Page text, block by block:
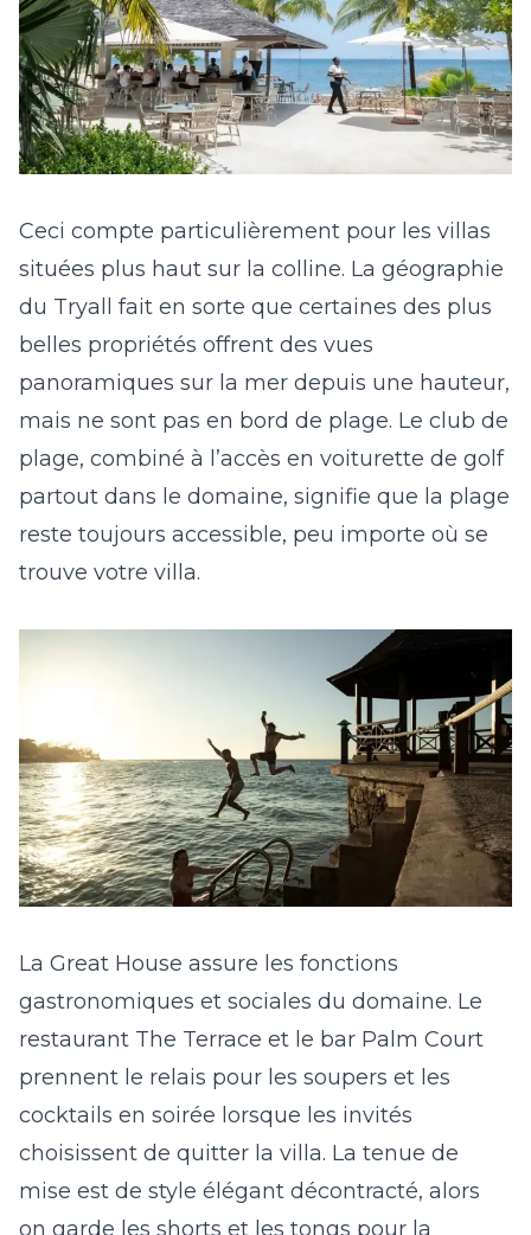
Ceci compte particulièrement pour les villas
situées plus haut sur la colline. La géographie
du Tryall fait en sorte que certaines des plus
belles propriétés offrent des vues
panoramiques sur la mer depuis une hauteur,
mais ne sont pas en bord de plage. Le club de
plage, combiné à l’accès en voiturette de golf
partout dans le domaine, signifie que la plage
reste toujours accessible, peu importe où se
trouve votre villa.
La Great House assure les fonctions
gastronomiques et sociales du domaine. Le
restaurant The Terrace et le bar Palm Court
prennent le relais pour les soupers et les
cocktails en soirée lorsque les invités
choisissent de quitter la villa. La tenue de
mise est de style élégant décontracté, alors
on garde les shorts et les tongs pour la